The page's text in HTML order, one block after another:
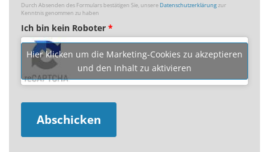
Durch Absenden des Formulars bestätigen Sie, unsereDatenschutzerklärungzur
Kenntnis genommen zu haben
Ich bin kein Roboter *
Hier klicken um die Marketing-Cookies zu akzeptieren
und den Inhalt zu aktivieren